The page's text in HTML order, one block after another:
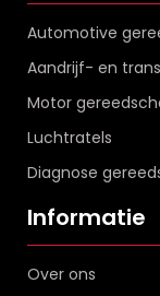
Automotive
Aandrijf- en
Motor
Luchtratels
Diagnose
Informatie
Over ons